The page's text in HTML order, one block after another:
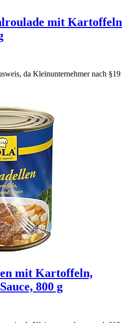
mit Kartoffeln
da Kleinunternehmer nach §19
mit Kartoffeln,
800 g